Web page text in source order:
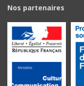
Nos partenaires